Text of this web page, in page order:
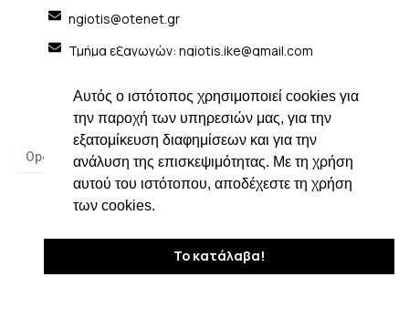
Αυτός ο ιστότοπος χρησιμοποιεί cookies για
την παροχή των υπηρεσιών μας, για την
εξατομίκευση διαφημίσεων και για την
ανάλυση της επισκεψιμότητας. Με τη χρήση
αυτού του ιστότοπου, αποδέχεστε τη χρήση
των cookies.
Το κατάλαβα!
ngiotis@otenet.gr
Τμήμα εξαγωγών: ngiotis.ike@gmail.com